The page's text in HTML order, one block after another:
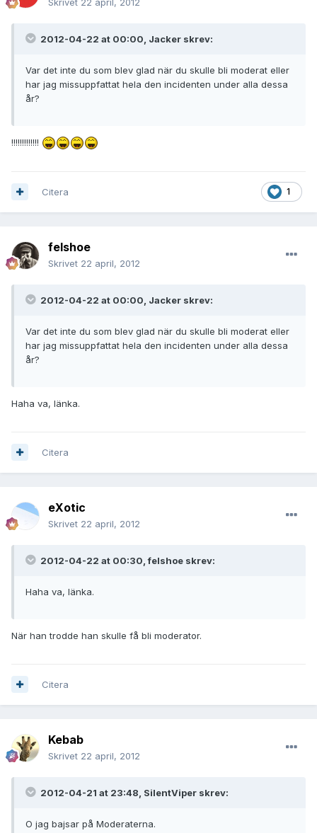
2012-04-22 at 00:00, Jacker skrev:
Var det inte du som blev glad när du skulle bli moderat eller
har jag missuppfattat hela den incidenten under alla dessa
år?
!!!!!!!!!!!!!
1
Citera
felshoe
Skrivet 22 april, 2012
2012-04-22 at 00:00, Jacker skrev:
Var det inte du som blev glad när du skulle bli moderat eller
har jag missuppfattat hela den incidenten under alla dessa
år?
Haha va, länka.
Citera
eXotic
Skrivet 22 april, 2012
2012-04-22 at 00:30, felshoe skrev:
Haha va, länka.
När han trodde han skulle få bli moderator.
Citera
Kebab
Skrivet 22 april, 2012
2012-04-21 at 23:48, SilentViper skrev:
O jag bajsar på Moderaterna.